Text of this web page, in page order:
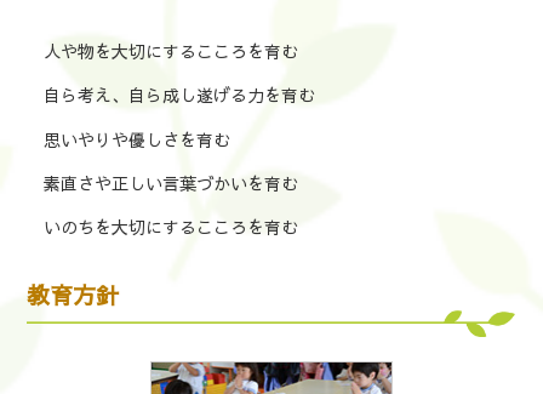
人や物を大切にするこころを育む
自ら考え、自ら成し遂げる力を育む
思いやりや優しさを育む
素直さや正しい言葉づかいを育む
いのちを大切にするこころを育む
教育方針